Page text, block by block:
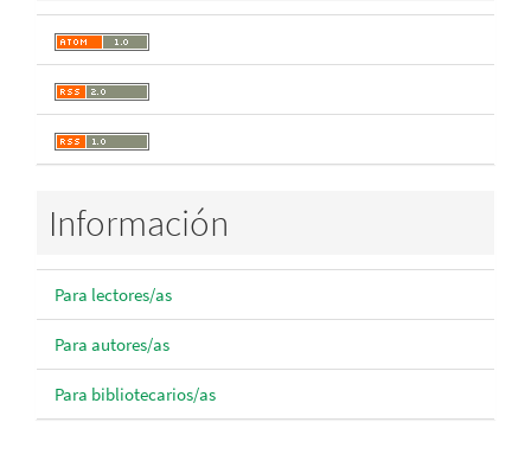
Información
Para lectores/as
Para autores/as
Para bibliotecarios/as